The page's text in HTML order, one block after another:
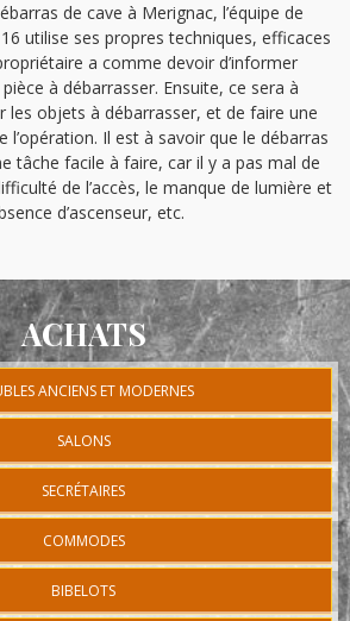
de cave à Merignac, l’équipe de
utilise ses propres techniques, efficaces
a comme devoir d’informer
à débarrasser. Ensuite, ce sera à
les objets à débarrasser, et de faire une
Il est à savoir que le débarras
tâche facile à faire, car il y a pas mal de
de l’accès, le manque de lumière et
d’ascenseur, etc.
ACHATS
ANCIENS ET MODERNES
SALONS
SECRÉTAIRES
COMMODES
BIBELOTS